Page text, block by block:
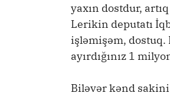
yaxın dostdur,
Lerikin deputatı
işləmişəm, dostuq.
ayırdığınız 1
Biləvər kənd